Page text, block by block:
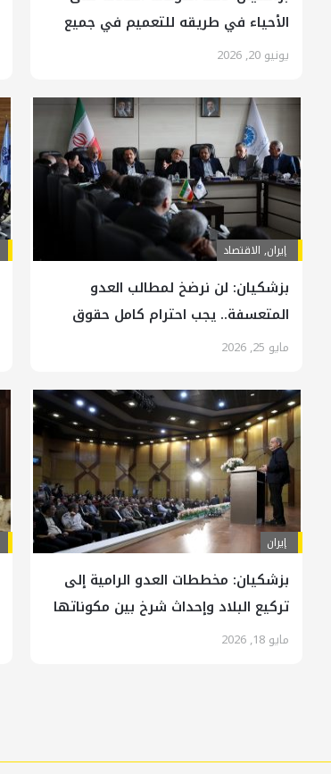
الأحياء في طريقه للتعميم في جميع
أنحاء البلاد
يونيو 20, 2026
إيران, الاقتصاد
بزشكيان: لن نرضخ لمطالب العدو
المتعسفة.. يجب احترام كامل حقوق
الشعب الإيراني
مايو 25, 2026
إيران
بزشكيان: مخططات العدو الرامية إلى
تركيع البلاد وإحداث شرخ بين مكوناتها
قد باءت بالفشل
مايو 18, 2026